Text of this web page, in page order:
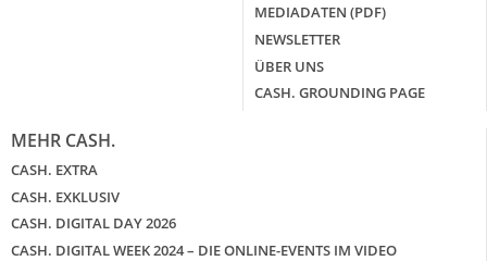
MEDIADATEN (PDF)
NEWSLETTER
ÜBER UNS
CASH. GROUNDING PAGE
MEHR CASH.
CASH. EXTRA
CASH. EXKLUSIV
CASH. DIGITAL DAY 2026
CASH. DIGITAL WEEK 2024 – DIE ONLINE-EVENTS IM VIDEO